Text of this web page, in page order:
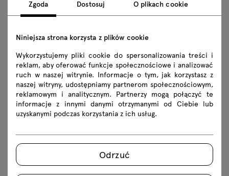
z czernią, bielą lub fioletem. Współgra z błękitem
i pomarańczowego, spokojniejszy zestaw z szarościami.
Autor
.mdd
.mdd to innowacyjny i
Zgoda Dostosuj O plikach cookie
Niniejsza strona korzysta z plików cookie
Wykorzystujemy pliki cookie do spersonalizowania treści i
reklam, aby oferować funkcje społecznościowe i analizować
ruch w naszej witrynie. Informacje o tym, jak korzystasz z
naszej witryny, udostępniamy partnerom społecznościowym,
reklamowym i analitycznym. Partnerzy mogą połączyć te
informacje z innymi danymi otrzymanymi od Ciebie lub
uzyskanymi podczas korzystania z ich usług.
Odrzuć